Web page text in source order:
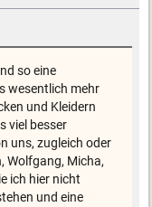
so eine
wesentlich mehr
und Kleidern
viel besser
uns, zugleich oder
Wolfgang, Micha,
ich hier nicht
und eine